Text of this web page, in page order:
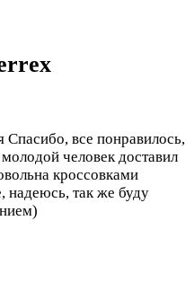
Спасибо, все понравилось,
человек доставил
кроссовками
надеюсь, так же буду